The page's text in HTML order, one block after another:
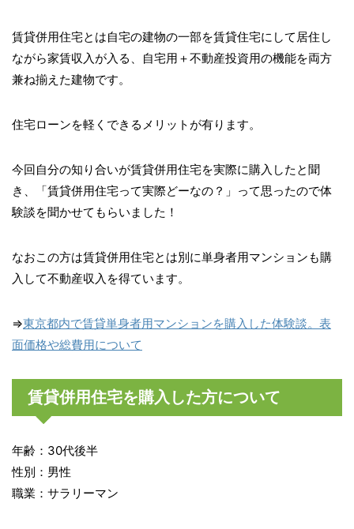
賃貸併用住宅とは自宅の建物の一部を賃貸住宅にして居住し
ながら家賃収入が入る、自宅用＋不動産投資用の機能を両方
兼ね揃えた建物です。
住宅ローンを軽くできるメリットが有ります。
今回自分の知り合いが賃貸併用住宅を実際に購入したと聞
き、「賃貸併用住宅って実際どーなの？」って思ったので体
験談を聞かせてもらいました！
なおこの方は賃貸併用住宅とは別に単身者用マンションも購
入して不動産収入を得ています。
⇒東京都内で賃貸単身者用マンションを購入した体験談。表
面価格や総費用について
賃貸併用住宅を購入した方について
年齢：30代後半
性別：男性
職業：サラリーマン